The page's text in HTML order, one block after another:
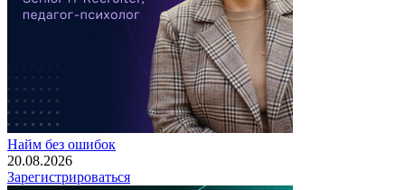
Найм без ошибок
20.08.2026
Зарегистрироваться